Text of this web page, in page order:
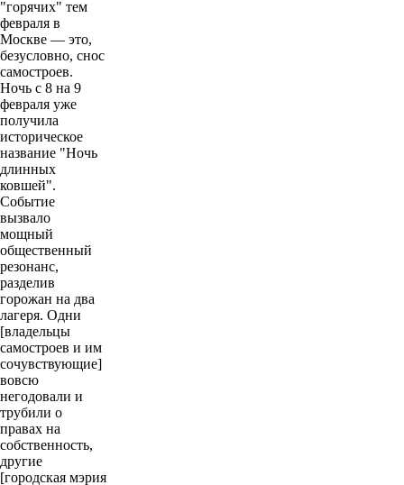
Одна из самых
"горячих" тем
февраля в
Москве — это,
безусловно, снос
самостроев.
Ночь с 8 на 9
февраля уже
получила
историческое
название "Ночь
длинных
ковшей".
Событие
вызвало
мощный
общественный
резонанс,
разделив
горожан на два
лагеря. Одни
[владельцы
самостроев и им
сочувствующие]
вовсю
негодовали и
трубили о
правах на
собственность,
другие